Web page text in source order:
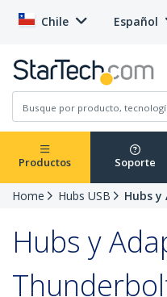
Chile Español
Productos Soporte
Home Hubs USB Hubs
Hubs y